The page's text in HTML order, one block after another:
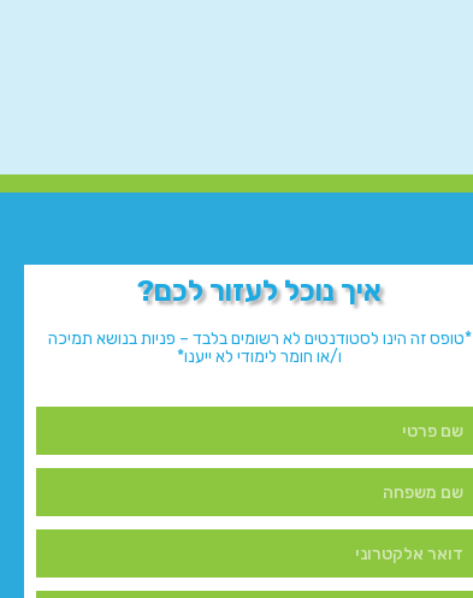
איך נוכל לעזור לכם?
*טופס זה הינו לסטודנטים לא רשומים בלבד – פניות בנושא תמיכה
ו/או חומר לימודי לא ייענו*